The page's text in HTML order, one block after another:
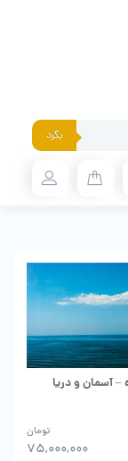
بگرد
– آسمان و دریا
75,000,000
تومان